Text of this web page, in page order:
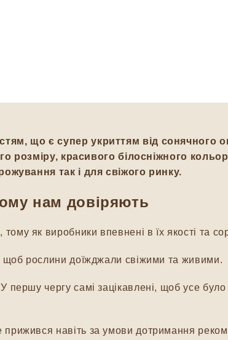
що є супер укриттям від сонячного
розміру, красивого білосніжного
так і для свіжого ринку.
нам довіряють
як виробники впевнені в їх якості та
щоб рослини доїжджали свіжими та живими.
чергу самі зацікавлені, щоб усе
навіть за умови дотримання